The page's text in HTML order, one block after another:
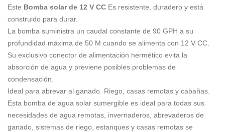
Este Bomba solar de 12 V CC Es resistente, duradero y está
construido para durar.
La bomba suministra un caudal constante de 90 GPH a su
profundidad máxima de 50 M cuando se alimenta con 12 V CC.
Su exclusivo conector de alimentación hermético evita la
absorción de agua y previene posibles problemas de
condensación.
Ideal para abrevar al ganado. Riego, casas remotas y cabañas.
Esta bomba de agua solar sumergible es ideal para todas sus
necesidades de agua remotas, invernaderos, abrevaderos de
ganado, sistemas de riego, estanques y casas remotas se